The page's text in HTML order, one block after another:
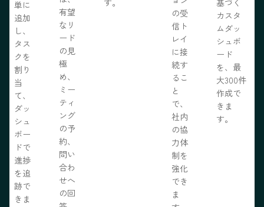
単に
追加
し、
タス
クを
割り
当
て、
ダッ
シュ
ボー
ドで
進捗
を追
跡で
きま
有望
なリ
ード
の見
極
め、
ミー
ティ
ング
の予
約、
問い
合わ
せへ
の回
の受
信ト
レイ
に接
続す
るこ
と
で、
社内
の協
力体
制を
強化
でき
ま
カスタ
ムダッ
シュボ
ード
を、最
大300件
作成で
きま
す。